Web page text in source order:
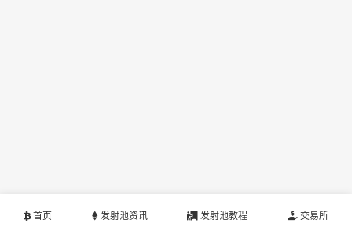
首页 发射池资讯 发射池教程 交易所